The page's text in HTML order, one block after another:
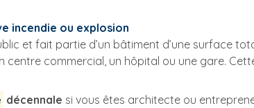
incendie ou explosion
et fait partie d’un bâtiment d’une surface
commercial, un hôpital ou une gare.
décennale si vous êtes architecte ou